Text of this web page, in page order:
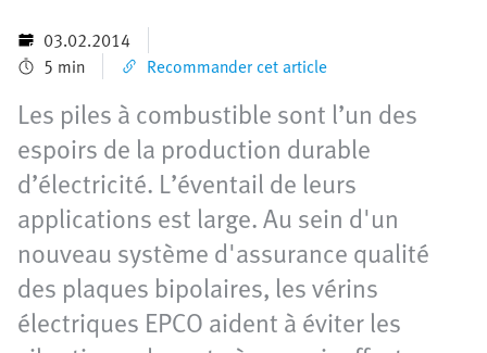
03.02.2014
5 min
Recommander cet article
Les piles à combustible sont l’un des
espoirs de la production durable
d’électricité. L’éventail de leurs
applications est large. Au sein d'un
nouveau système d'assurance qualité
des plaques bipolaires, les vérins
électriques EPCO aident à éviter les